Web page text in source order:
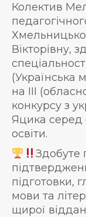
Колектив
Вікторівну,
(Українська
на ІІІ
конкурсу з
Яцика серед
освіти.
Здобуте
підготовки,
мови та
щирої